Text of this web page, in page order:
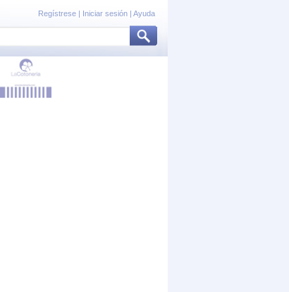
Regístrese | Iniciar sesión | Ayuda